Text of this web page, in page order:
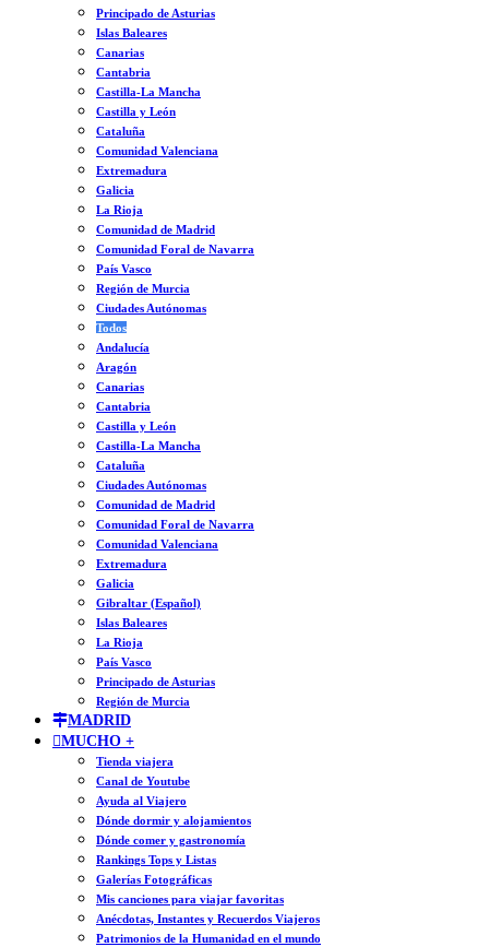
Principado de Asturias
Islas Baleares
Canarias
Cantabria
Castilla-La Mancha
Castilla y León
Cataluña
Comunidad Valenciana
Extremadura
Galicia
La Rioja
Comunidad de Madrid
Comunidad Foral de Navarra
País Vasco
Región de Murcia
Ciudades Autónomas
Todos
Andalucía
Aragón
Canarias
Cantabria
Castilla y León
Castilla-La Mancha
Cataluña
Ciudades Autónomas
Comunidad de Madrid
Comunidad Foral de Navarra
Comunidad Valenciana
Extremadura
Galicia
Gibraltar (Español)
Islas Baleares
La Rioja
País Vasco
Principado de Asturias
Región de Murcia
MADRID
MUCHO +
Tienda viajera
Canal de Youtube
Ayuda al Viajero
Dónde dormir y alojamientos
Dónde comer y gastronomía
Rankings Tops y Listas
Galerías Fotográficas
Mis canciones para viajar favoritas
Anécdotas, Instantes y Recuerdos Viajeros
Patrimonios de la Humanidad en el mundo